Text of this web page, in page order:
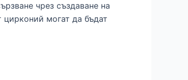
чрез създаване на
цирконий могат да бъдат